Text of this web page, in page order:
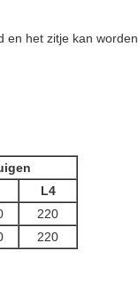
en het zitje kan worden
L4
220
220